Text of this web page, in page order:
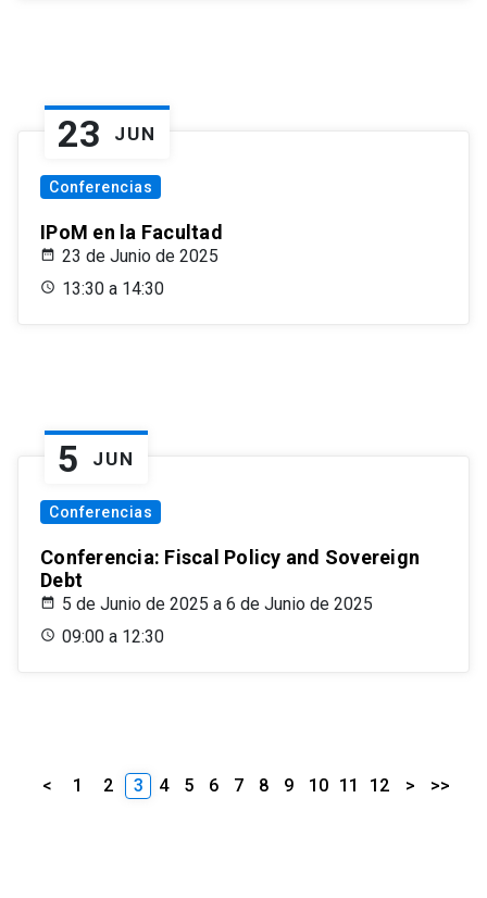
23 JUN
Conferencias
IPoM en la Facultad
23 de Junio de 2025
13:30 a 14:30
5 JUN
Conferencias
Conferencia: Fiscal Policy and Sovereign
Debt
5 de Junio de 2025 a 6 de Junio de 2025
09:00 a 12:30
< 1 2 3 4 5 6 7 8 9 10 11 12 > >>